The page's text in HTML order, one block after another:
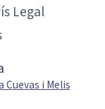
Legal
i Melis